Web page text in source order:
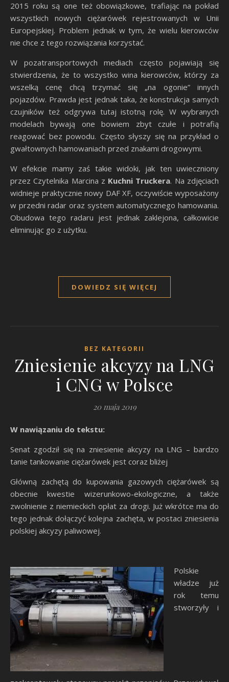
2015 roku są one też obowiązkowe, trafiając na pokład
wszystkich nowych ciężarówek rejestrowanych w Unii
Europejskiej. Problem jednak w tym, że wielu kierowców
nie chce z tego rozwiązania korzystać.
W pozatransportowych mediach często pojawiają się
stwierdzenia, że to wszystko wina kierowców, którzy za
wszelką cenę chcą trzymać się „na ogonie” innych
pojazdów. Prawda jest jednak taka, że konstrukcja samych
czujników też odgrywa tutaj istotną rolę. W wybranych
modelach bywają one bowiem zbyt czułe i potrafią
reagować bez powodu. Często słyszy się na przykład o
gwałtownych hamowaniach przed znakami drogowymi.
W efekcie mamy zaś takie widoki, jak ten uwieczniony
przez Czytelnika Marcina z Kuchni Truckera. Na zdjęciach
widnieje praktycznie nowy DAF XF, oczywiście wyposażony
w przedni radar oraz system automatycznego hamowania.
Obudowa tego radaru jest jednak zaklejona, całkowicie
eliminując go z użytku.
DOWIEDZ SIĘ WIĘCEJ
BEZ KATEGORII
Zniesienie akcyzy na LNG
i CNG w Polsce
20 maja 2019
W nawiązaniu do tekstu:
Senat zgodził się na zniesienie akcyzy na LNG – bardzo
tanie tankowanie ciężarówek jest coraz bliżej
Główną zachętą do kupowania gazowych ciężarówek są
obecnie kwestie wizerunkowo-ekologiczne, a także
zwolnienie z niemieckich opłat za drogi. Już wkrótce ma do
tego jednak dołączyć kolejna zachęta, w postaci zniesienia
polskiej akcyzy paliwowej.
Polskie
władze już
rok temu
stworzyły i